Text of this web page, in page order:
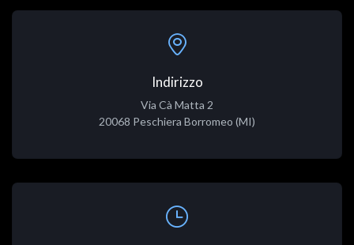
Indirizzo
Via Cà Matta 2
20068 Peschiera Borromeo (MI)